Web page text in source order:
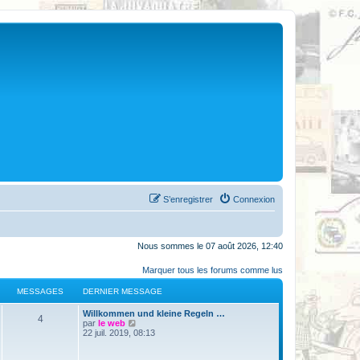
Connexion
S’enregistrer
Nous sommes le 07 août 2026, 12:40
Marquer tous les forums comme lus
MESSAGES DERNIER MESSAGE
4
Willkommen und kleine Regeln …
par le web
o
22 juil. 2019, 08:13